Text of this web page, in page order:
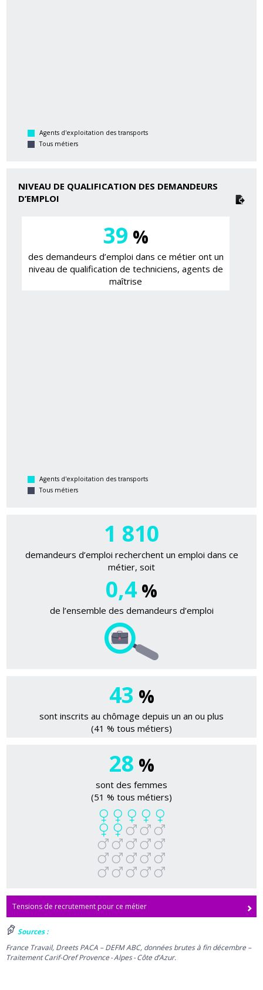
Agents d'exploitation des transports
Tous métiers
NIVEAU DE QUALIFICATION DES DEMANDEURS
D’EMPLOI
39 %
des demandeurs d’emploi dans ce métier ont un
niveau de qualification de techniciens, agents de
maîtrise
Agents d'exploitation des transports
Tous métiers
1 810
demandeurs d’emploi recherchent un emploi dans ce
métier, soit
0,4 %
de l’ensemble des demandeurs d’emploi
43 %
sont inscrits au chômage depuis un an ou plus
(41 % tous métiers)
28 %
sont des femmes
(51 % tous métiers)
Tensions de recrutement pour ce métier
Sources :
France Travail, Dreets PACA – DEFM ABC, données brutes à fin décembre –
Traitement Carif-Oref Provence - Alpes - Côte d’Azur.